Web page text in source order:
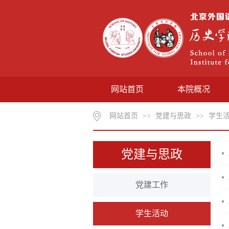
网站首页 本院概况
网站首页 >> 党建与思政 >> 学生
党建与思政
党建工作
学生活动